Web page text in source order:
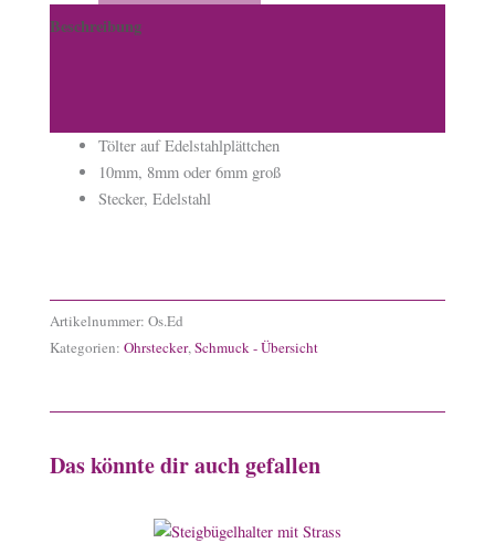
Beschreibung
Tölter auf Edelstahlplättchen
10mm, 8mm oder 6mm groß
Stecker, Edelstahl
Artikelnummer: Os.Ed
Kategorien: Ohrstecker,Schmuck - Übersicht
Das könnte dir auch gefallen